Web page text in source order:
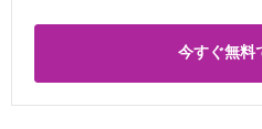
今すぐ無料